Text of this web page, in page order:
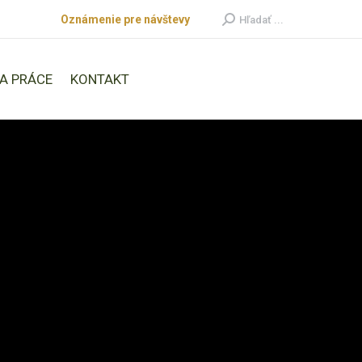
Oznámenie pre návštevy Search:
Hľadať ...
PRÁCE KONTAKT